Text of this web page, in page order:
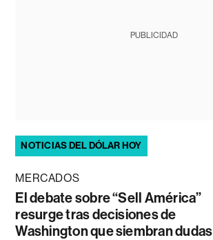
PUBLICIDAD
NOTICIAS DEL DÓLAR HOY
MERCADOS
El debate sobre “Sell América”
resurge tras decisiones de
Washington que siembran dudas